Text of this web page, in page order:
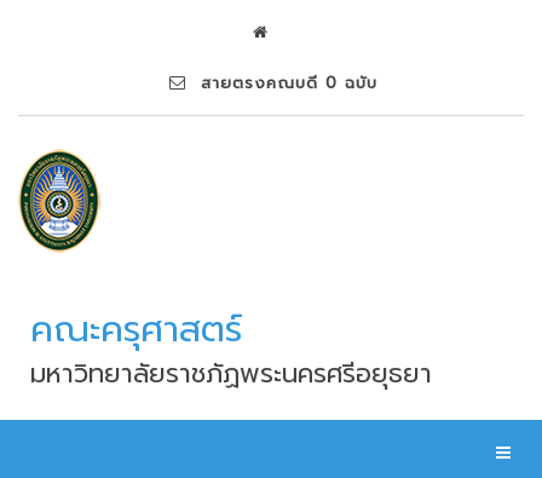
สายตรงคณบดี 0 ฉบับ
คณะครุศาสตร์
มหาวิทยาลัยราชภัฏพระนครศรีอยุธยา